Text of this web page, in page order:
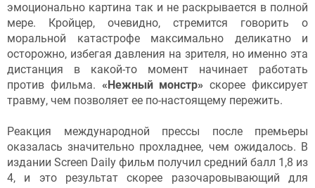
эмоционально картина так и не раскрывается в полной
мере. Кройцер, очевидно, стремится говорить о
моральной катастрофе максимально деликатно и
осторожно, избегая давления на зрителя, но именно эта
дистанция в какой-то момент начинает работать
против фильма. «Нежный монстр»скорее фиксирует
травму, чем позволяет ее по-настоящему пережить.
Реакция международной прессы после премьеры
оказалась значительно прохладнее, чем ожидалось. В
издании Screen Daily фильм получил средний балл 1,8 из
4, и это результат скорее разочаровывающий для